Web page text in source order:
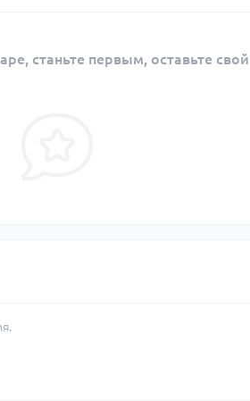
станьте первым, оставьте